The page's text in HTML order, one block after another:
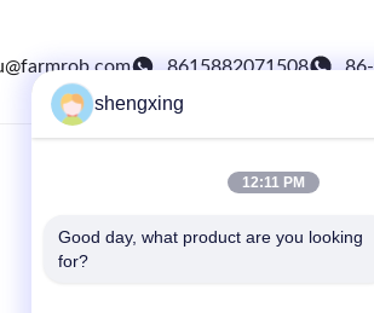
8615882071508
COLLEGAMENTI
Casa.
shengxing
12:11 PM
Good day, what product are you looking
for?